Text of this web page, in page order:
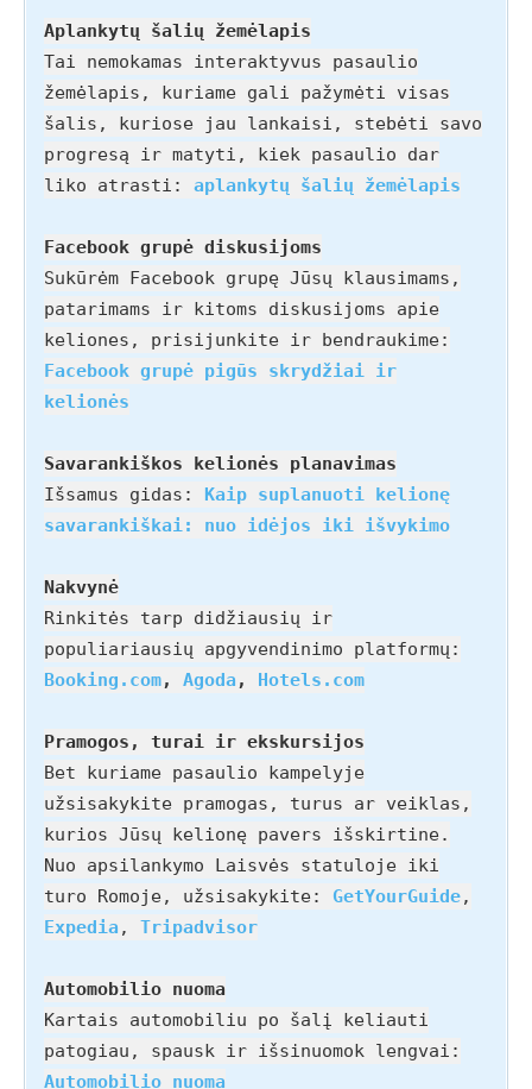
Aplankytų šalių žemėlapis
Tai nemokamas interaktyvus pasaulio
žemėlapis, kuriame gali pažymėti visas
šalis, kuriose jau lankaisi, stebėti savo
progresą ir matyti, kiek pasaulio dar
liko atrasti: aplankytų šalių žemėlapis
Facebook grupė diskusijoms
Sukūrėm Facebook grupę Jūsų klausimams,
patarimams ir kitoms diskusijoms apie
keliones, prisijunkite ir bendraukime:
Facebook grupė pigūs skrydžiai ir
kelionės
Savarankiškos kelionės planavimas
Išsamus gidas: Kaip suplanuoti kelionę
savarankiškai: nuo idėjos iki išvykimo
Nakvynė
Rinkitės tarp didžiausių ir
populiariausių apgyvendinimo platformų:
Booking.com, Agoda , Hotels.com
Pramogos, turai ir ekskursijos
Bet kuriame pasaulio kampelyje
užsisakykite pramogas, turus ar veiklas,
kurios Jūsų kelionę pavers išskirtine.
Nuo apsilankymo Laisvės statuloje iki
turo Romoje, užsisakykite: GetYourGuide,
Expedia , Tripadvisor
Automobilio nuoma
Kartais automobiliu po šalį keliauti
patogiau, spausk ir išsinuomok lengvai:
Automobilio nuoma